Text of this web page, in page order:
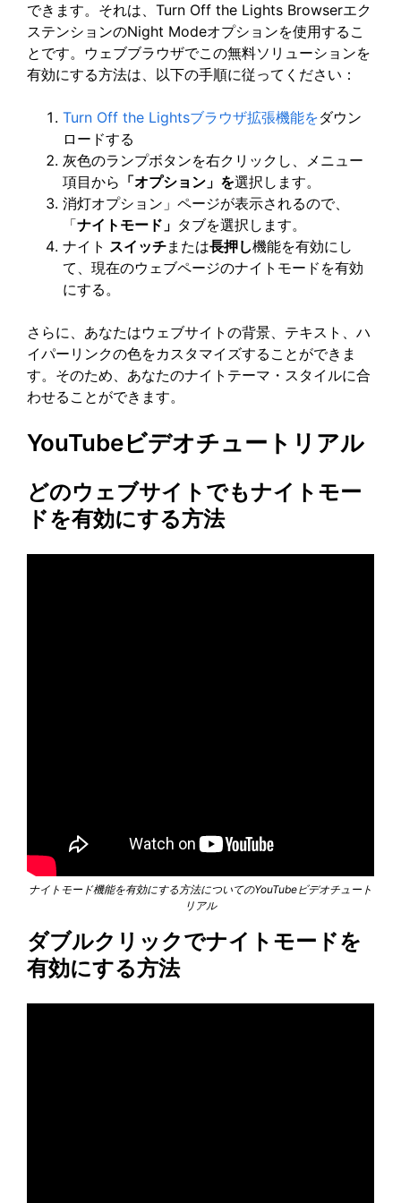
できます。それは、Turn Off the Lights Browserエク
ステンションのNight Modeオプションを使用するこ
とです。ウェブブラウザでこの無料ソリューションを
有効にする方法は、以下の手順に従ってください：
Turn Off the Lightsブラウザ拡張機能をダウン
ロードする
灰色のランプボタンを右クリックし、メニュー
項目から 「オプション」を選択します。
消灯オプション」ページが表示されるので、
「ナイトモード」 タブを選択します。
ナイト スイッチまたは長押し機能を有効にし
て、現在のウェブページのナイトモードを有効
にする。
さらに、あなたはウェブサイトの背景、テキスト、ハ
イパーリンクの色をカスタマイズすることができま
す。そのため、あなたのナイトテーマ・スタイルに合
わせることができます。
YouTubeビデオチュートリアル
どのウェブサイトでもナイトモー
ドを有効にする方法
ナイトモード機能を有効にする方法についてのYouTubeビデオチュート
リアル
ダブルクリックでナイトモードを
有効にする方法